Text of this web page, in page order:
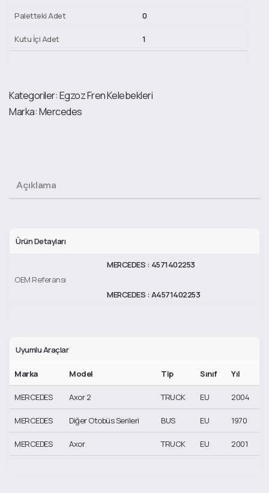
Paletteki Adet 0
Kutu İçi Adet 1
Kategoriler:Egzoz Fren Kelebekleri
Marka:Mercedes
Açıklama
Ürün Detayları
OEM Referansı
MERCEDES : 4571402253
MERCEDES : A4571402253
Uyumlu Araçlar
Marka Model Tip Sınıf Yıl
MERCEDES Axor 2 TRUCK EU 2004
MERCEDES Diğer Otobüs Serileri BUS EU 1970
MERCEDES Axor TRUCK EU 2001